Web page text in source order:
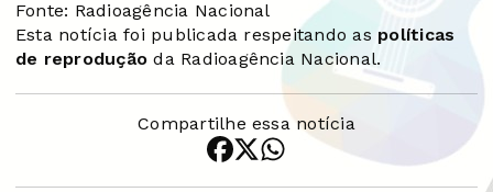
Fonte: Radioagência Nacional
Esta notícia foi publicada respeitando as políticas
de reprodução da Radioagência Nacional.
Compartilhe essa notícia